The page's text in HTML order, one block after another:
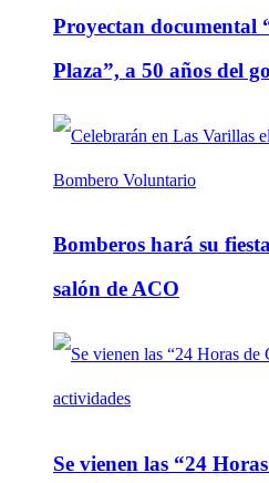
Proyectan documental
Plaza”, a 50 años del
Bomberos hará su
salón de ACO
Se vienen las “24